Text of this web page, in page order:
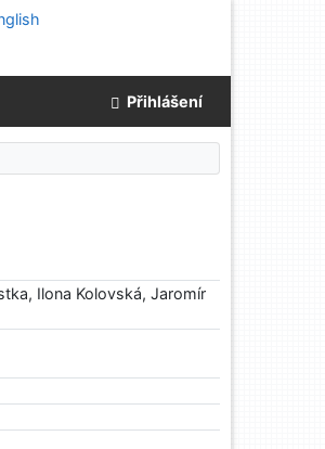
Přihlášení
Ilona Kolovská, Jaromír